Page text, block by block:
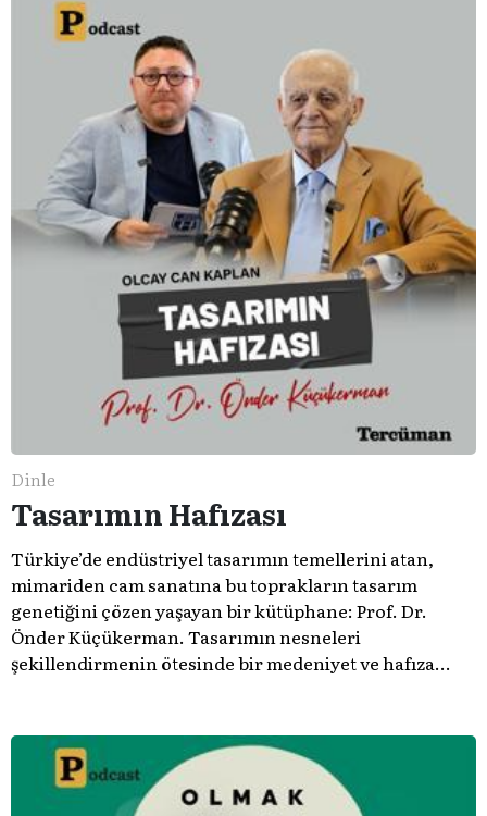
Dinle
Tasarımın Hafızası
Türkiye’de endüstriyel tasarımın temellerini atan,
mimariden cam sanatına bu toprakların tasarım
genetiğini çözen yaşayan bir kütüphane: Prof. Dr.
Önder Küçükerman. ​Tasarımın nesneleri
şekillendirmenin ötesinde bir medeniyet ve hafıza